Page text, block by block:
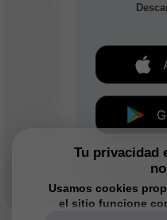
Tu privacidad
Usamos cookies
el sitio funcione